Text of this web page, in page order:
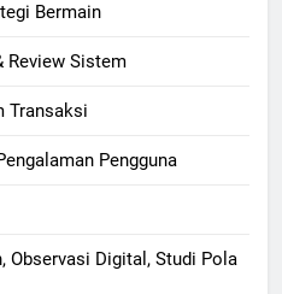
Bermain
Sistem
Transaksi
Pengguna
Observasi Digital, Studi Pola